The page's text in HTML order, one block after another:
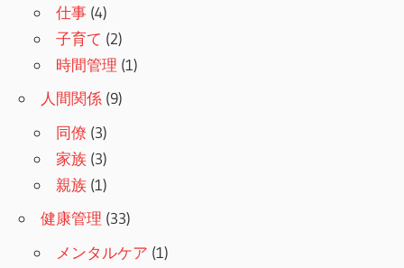
仕事 (4)
子育て (2)
時間管理 (1)
人間関係 (9)
同僚 (3)
家族 (3)
親族 (1)
健康管理 (33)
メンタルケア (1)